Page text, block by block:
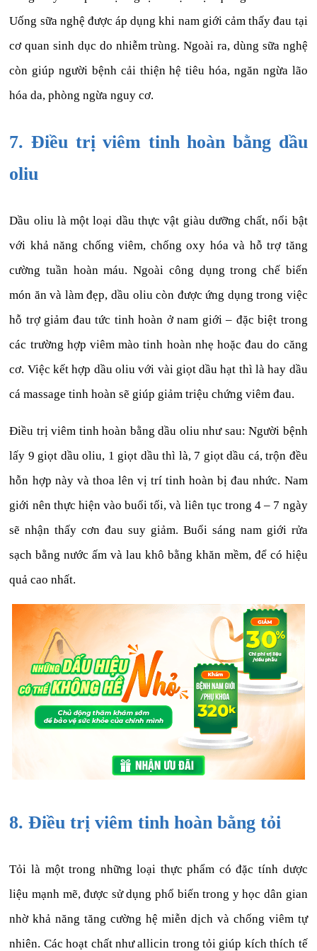
Uống sữa nghệ được áp dụng khi nam giới cảm thấy đau tại
cơ quan sinh dục do nhiễm trùng. Ngoài ra, dùng sữa nghệ
còn giúp người bệnh cải thiện hệ tiêu hóa, ngăn ngừa lão
hóa da, phòng ngừa nguy cơ.
7. Điều trị viêm tinh hoàn bằng dầu
oliu
Dầu oliu là một loại dầu thực vật giàu dưỡng chất, nổi bật
với khả năng chống viêm, chống oxy hóa và hỗ trợ tăng
cường tuần hoàn máu. Ngoài công dụng trong chế biến
món ăn và làm đẹp, dầu oliu còn được ứng dụng trong việc
hỗ trợ giảm đau tức tinh hoàn ở nam giới – đặc biệt trong
các trường hợp viêm mào tinh hoàn nhẹ hoặc đau do căng
cơ. Việc kết hợp dầu oliu với vài giọt dầu hạt thì là hay dầu
cá massage tinh hoàn sẽ giúp giảm triệu chứng viêm đau.
Điều trị viêm tinh hoàn bằng dầu oliu như sau: Người bệnh
lấy 9 giọt dầu oliu, 1 giọt dầu thì là, 7 giọt dầu cá, trộn đều
hỗn hợp này và thoa lên vị trí tinh hoàn bị đau nhức. Nam
giới nên thực hiện vào buổi tối, và liên tục trong 4 – 7 ngày
sẽ nhận thấy cơn đau suy giảm. Buổi sáng nam giới rửa
sạch bằng nước ấm và lau khô bằng khăn mềm, để có hiệu
quả cao nhất.
8. Điều trị viêm tinh hoàn bằng tỏi
Tỏi là một trong những loại thực phẩm có đặc tính dược
liệu mạnh mẽ, được sử dụng phổ biến trong y học dân gian
nhờ khả năng tăng cường hệ miễn dịch và chống viêm tự
nhiên. Các hoạt chất như allicin trong tỏi giúp kích thích tế